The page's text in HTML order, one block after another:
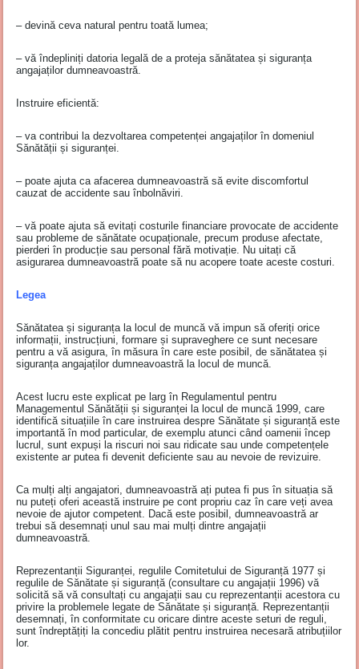
– devină ceva natural pentru toată lumea;
– vă îndepliniți datoria legală de a proteja sănătatea și siguranța
angajaților dumneavoastră.
Instruire eficientă:
– va contribui la dezvoltarea competenței angajaților în domeniul
Sănătății și siguranței.
– poate ajuta ca afacerea dumneavoastră să evite discomfortul
cauzat de accidente sau înbolnăviri.
– vă poate ajuta să evitați costurile financiare provocate de accidente
sau probleme de sănătate ocupaționale, precum produse afectate,
pierderi în producție sau personal fără motivație. Nu uitați că
asigurarea dumneavoastră poate să nu acopere toate aceste costuri.
Legea
Sănătatea și siguranța la locul de muncă vă impun să oferiți orice
informații, instrucțiuni, formare și supraveghere ce sunt necesare
pentru a vă asigura, în măsura în care este posibil, de sănătatea și
siguranța angajaților dumneavoastră la locul de muncă.
Acest lucru este explicat pe larg în Regulamentul pentru
Managementul Sănătății și siguranței la locul de muncă 1999, care
identifică situațiile în care instruirea despre Sănătate și siguranță este
importantă în mod particular, de exemplu atunci când oamenii încep
lucrul, sunt expuși la riscuri noi sau ridicate sau unde competențele
existente ar putea fi devenit deficiente sau au nevoie de revizuire.
Ca mulți alți angajatori, dumneavoastră ați putea fi pus în situația să
nu puteți oferi această instruire pe cont propriu caz în care veți avea
nevoie de ajutor competent. Dacă este posibil, dumneavoastră ar
trebui să desemnați unul sau mai mulți dintre angajații
dumneavoastră.
Reprezentanții Siguranței, regulile Comitetului de Siguranță 1977 și
regulile de Sănătate și siguranță (consultare cu angajații 1996) vă
solicită să vă consultați cu angajații sau cu reprezentanții acestora cu
privire la problemele legate de Sănătate și siguranță. Reprezentanții
desemnați, în conformitate cu oricare dintre aceste seturi de reguli,
sunt îndreptățiți la concediu plătit pentru instruirea necesară atribuțiilor
lor.